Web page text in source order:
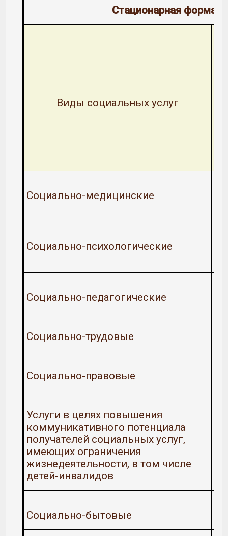
Стационарная форма
Виды социальных услуг
Социально-медицинские
Социально-психологические
Социально-педагогические
Социально-трудовые
Социально-правовые
Услуги в целях повышения
коммуникативного потенциала
получателей социальных услуг,
имеющих ограничения
жизнедеятельности, в том числе
детей-инвалидов
Социально-бытовые